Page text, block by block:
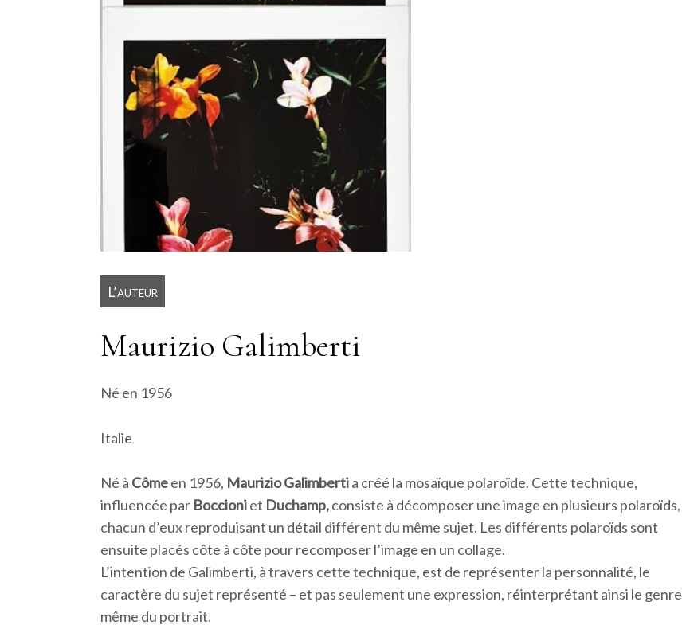
L’auteur
Maurizio Galimberti
Né en 1956
Italie
Né à Cômeen 1956, Maurizio Galimbertia créé la mosaïque polaroïde. Cette technique,
influencée par Boccioniet Duchamp,consiste à décomposer une image en plusieurs polaroïds,
chacun d’eux reproduisant un détail différent du même sujet. Les différents polaroïds sont
ensuite placés côte à côte pour recomposer l’image en un collage.
L’intention de Galimberti, à travers cette technique, est de représenter la personnalité, le
caractère du sujet représenté – et pas seulement une expression, réinterprétant ainsi le genre
même du portrait.